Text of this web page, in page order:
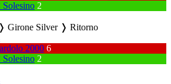
Solesino 2
Girone Silver ❭ Ritorno
2000 6
Solesino 2